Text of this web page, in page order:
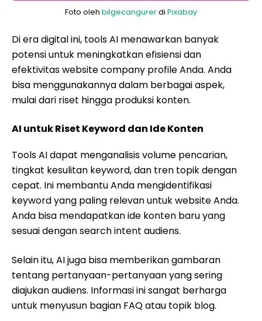
Foto oleh bilgecangurerdi Pixabay
Di era digital ini, tools AI menawarkan banyak
potensi untuk meningkatkan efisiensi dan
efektivitas website company profile Anda. Anda
bisa menggunakannya dalam berbagai aspek,
mulai dari riset hingga produksi konten.
AI untuk Riset Keyword dan Ide Konten
Tools AI dapat menganalisis volume pencarian,
tingkat kesulitan keyword, dan tren topik dengan
cepat. Ini membantu Anda mengidentifikasi
keyword yang paling relevan untuk website Anda.
Anda bisa mendapatkan ide konten baru yang
sesuai dengan search intent audiens.
Selain itu, AI juga bisa memberikan gambaran
tentang pertanyaan-pertanyaan yang sering
diajukan audiens. Informasi ini sangat berharga
untuk menyusun bagian FAQ atau topik blog.